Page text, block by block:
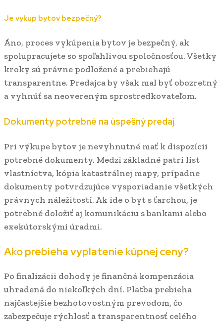
Je vykup bytov bezpečný?
Áno, proces vykúpenia bytov je bezpečný, ak
spolupracujete so spoľahlivou spoločnosťou. Všetky
kroky sú právne podložené a prebiehajú
transparentne. Predajca by však mal byť obozretný
a vyhnúť sa neovereným sprostredkovateľom.
Dokumenty potrebné na úspešný predaj
Pri výkupe bytov je nevyhnutné mať k dispozícii
potrebné dokumenty. Medzi základné patrí list
vlastníctva, kópia katastrálnej mapy, prípadne
dokumenty potvrdzujúce vysporiadanie všetkých
právnych náležitostí. Ak ide o byt s ťarchou, je
potrebné doložiť aj komunikáciu s bankami alebo
exekútorskými úradmi.
Ako prebieha vyplatenie kúpnej ceny?
Po finalizácii dohody je finančná kompenzácia
uhradená do niekoľkých dní. Platba prebieha
najčastejšie bezhotovostným prevodom, čo
zabezpečuje rýchlosť a transparentnosť celého